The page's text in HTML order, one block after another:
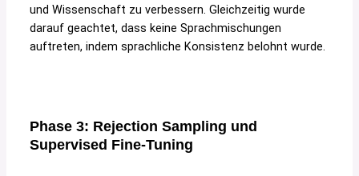
und Wissenschaft zu verbessern. Gleichzeitig wurde
darauf geachtet, dass keine Sprachmischungen
auftreten, indem sprachliche Konsistenz belohnt wurde.
Phase 3: Rejection Sampling und
Supervised Fine-Tuning